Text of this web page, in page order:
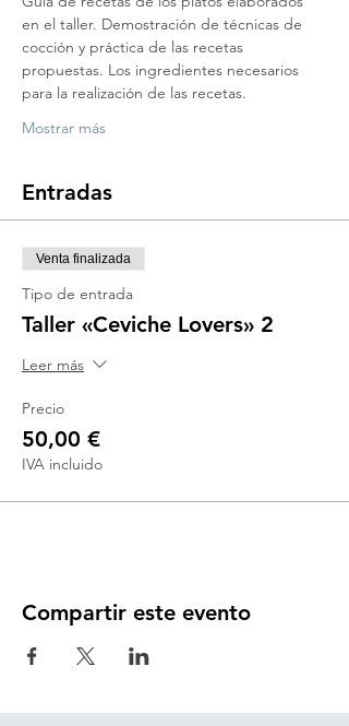
en el taller. Demostración de técnicas de
cocción y práctica de las recetas
propuestas. Los ingredientes necesarios
para la realización de las recetas.
Mostrar más
Entradas
Venta finalizada
Tipo de entrada
Taller «Ceviche Lovers» 2
Leer más
Precio
50,00 €
IVA incluido
Compartir este evento